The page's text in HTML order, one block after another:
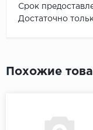
Срок
Достаточно
Похожие